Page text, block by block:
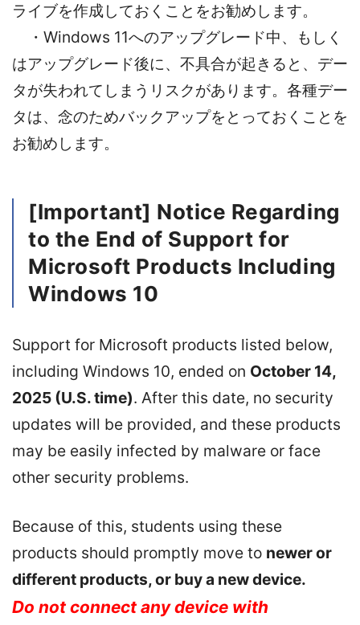
ライブを作成しておくことをお勧めします。
・Windows 11へのアップグレード中、もしく
はアップグレード後に、不具合が起きると、デー
タが失われてしまうリスクがあります。各種デー
タは、念のためバックアップをとっておくことを
お勧めします。
[Important] Notice Regarding
to the End of Support for
Microsoft Products Including
Windows 10
Support for Microsoft products listed below,
including Windows 10, ended on October 14,
2025 (U.S. time). After this date, no security
updates will be provided, and these products
may be easily infected by malware or face
other security problems.
Because of this, students using these
products should promptly move to newer or
different products, or buy a new device.
Do not connect any device with